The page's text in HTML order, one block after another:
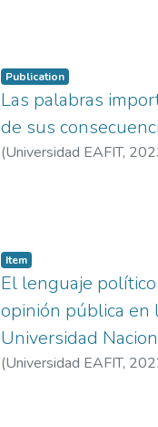
Publication
Las palabras
de sus
(Universidad EAFIT,
Item
El lenguaje
opinión pública en
Universidad
(Universidad EAFIT,